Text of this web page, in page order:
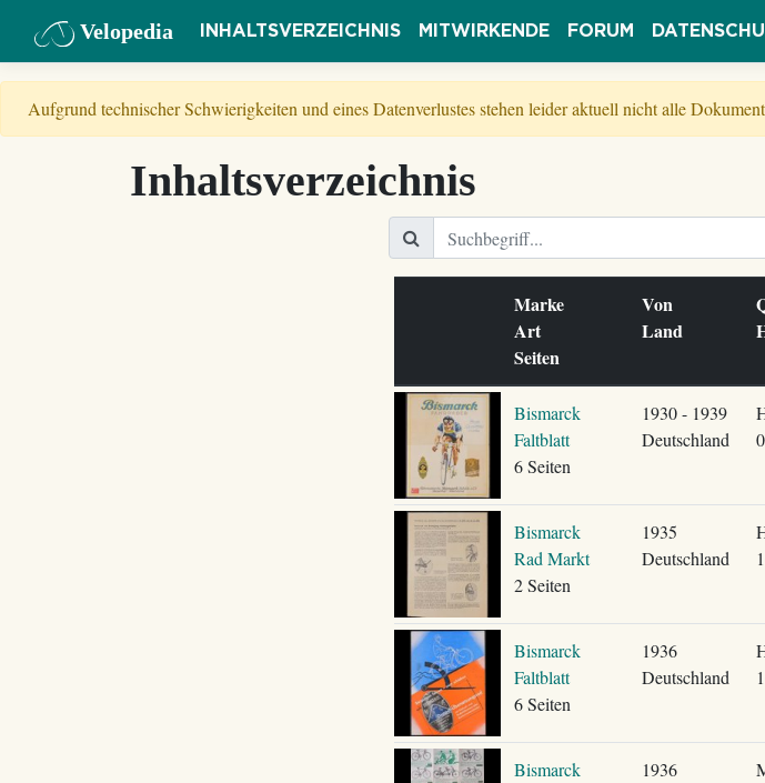
Velopedia INHALTSVERZEICHNIS MITWIRKENDE FORUM
Aufgrund technischer Schwierigkeiten und eines Datenverlustes stehen leider aktuell nicht alle
Inhaltsverzeichnis
Marke
Art
Seiten
Von
Land
Bismarck
Faltblatt
6 Seiten
1930 - 1939
Deutschland
Bismarck
Rad Markt
2 Seiten
1935
Deutschland
Bismarck
Faltblatt
6 Seiten
1936
Deutschland
Bismarck
1936